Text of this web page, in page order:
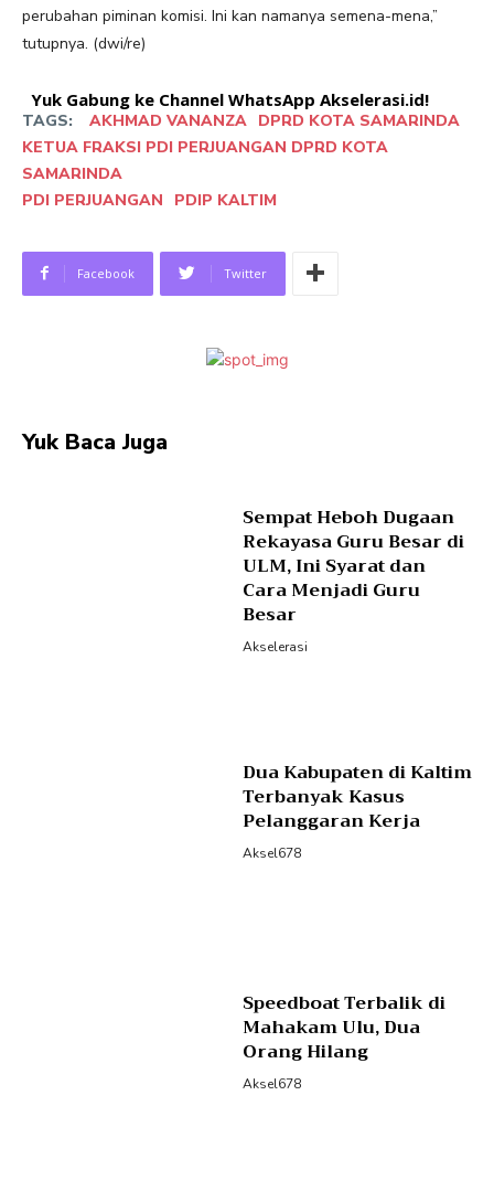
perubahan piminan komisi. Ini kan namanya semena-mena,”
tutupnya. (dwi/re)
Yuk Gabung ke Channel WhatsApp Akselerasi.id!
TAGS: AKHMAD VANANZA DPRD KOTA SAMARINDA
KETUA FRAKSI PDI PERJUANGAN DPRD KOTA
SAMARINDA
PDI PERJUANGAN
PDIP KALTIM
Facebook Twitter
Yuk Baca Juga
Sempat Heboh Dugaan
Rekayasa Guru Besar di
ULM, Ini Syarat dan
Cara Menjadi Guru
Besar
Akselerasi
Dua Kabupaten di Kaltim
Terbanyak Kasus
Pelanggaran Kerja
Aksel678
Speedboat Terbalik di
Mahakam Ulu, Dua
Orang Hilang
Aksel678